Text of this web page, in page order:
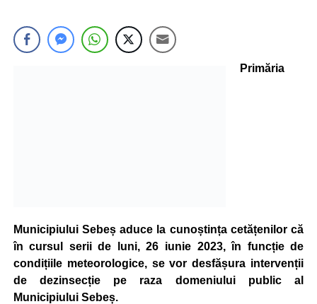
Primăria
Municipiului Sebeș aduce la cunoștința cetățenilor că
în cursul serii de luni, 26 iunie 2023, în funcție de
condițiile meteorologice, se vor desfășura intervenții
de dezinsecție pe raza domeniului public al
Municipiului Sebeș.